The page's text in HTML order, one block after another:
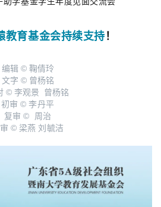
教育基金会持续支持！
编辑 © 鞠倩玲
文字 © 曾杨铭
© 李观景 曾杨铭
初审 © 李丹平
复审 ©
周治
© 梁燕刘毓洁